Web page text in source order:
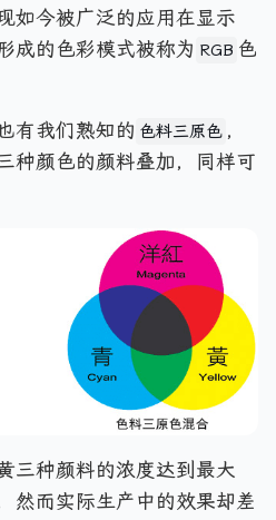
如今被广泛的应用在显示
成的色彩模式被称为 RGB 色
有我们熟知的 色料三原色 ，
种颜色的颜料叠加，同样可
三种颜料的浓度达到最大
然而实际生产中的效果却差